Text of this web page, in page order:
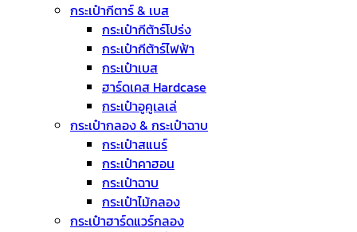
กระเป๋ากีตาร์ & เบส
กระเป๋ากีต้าร์โปร่ง
กระเป๋ากีต้าร์ไฟฟ้า
กระเป๋าเบส
ฮาร์ดเคส Hardcase
กระเป๋าอูคูเลเล่
กระเป๋ากลอง & กระเป๋าฉาบ
กระเป๋าสแนร์
กระเป๋าคาฮอน
กระเป๋าฉาบ
กระเป๋าไม้กลอง
กระเป๋าฮาร์ดแวร์กลอง